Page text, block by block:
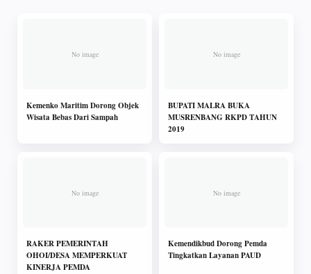
Kemenko Maritim Dorong Objek
Wisata Bebas Dari Sampah
BUPATI MALRA BUKA
MUSRENBANG RKPD TAHUN
2019
RAKER PEMERINTAH
OHOI/DESA MEMPERKUAT
KINERJA PEMDA
Kemendikbud Dorong Pemda
Tingkatkan Layanan PAUD